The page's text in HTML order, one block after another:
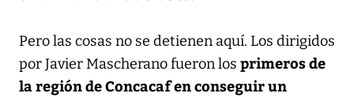
Pero las cosas no se detienen aquí. Los dirigidos
por Javier Mascherano fueron los primeros de
la región de Concacaf en conseguir un